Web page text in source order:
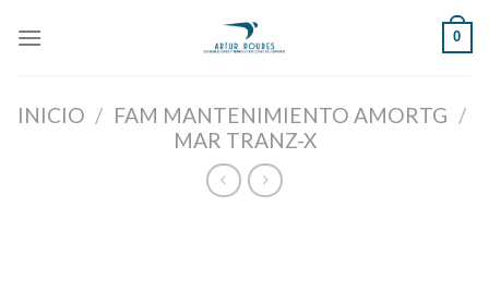
0
INICIO / FAM MANTENIMIENTO AMORTG /
MAR TRANZ-X